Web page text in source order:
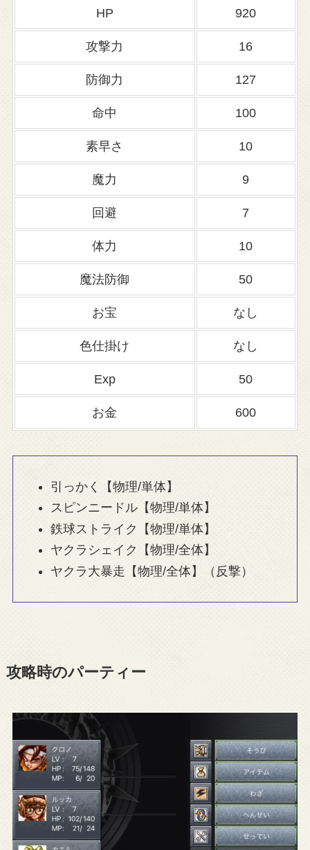
HP 920
攻撃力 16
防御力 127
命中 100
素早さ 10
魔力 9
回避 7
体力 10
魔法防御 50
お宝 なし
色仕掛け なし
Exp 50
お金 600
引っかく【物理/単体】
スピンニードル【物理/単体】
鉄球ストライク【物理/単体】
ヤクラシェイク【物理/全体】
ヤクラ大暴走【物理/全体】（反撃）
攻略時のパーティー